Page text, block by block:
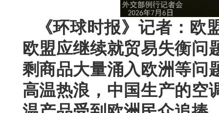
《环球时报》记者：
欧盟应继续就贸易失衡问
剩商品大量涌入欧洲等问
高温热浪，中国生产的空